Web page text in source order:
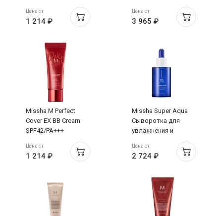
Жемчужное сияние
20мл
Цена от
1 214 ₽
Тональный BB крем
тон 13 Ярко-
бежевый 50мл
Цена от
3 965 ₽
Missha M Perfect
Cover EX BB Cream
SPF42/PA+++
Тональный BB крем
тон 21 Светло-
бежевый 20мл
Цена от
1 214 ₽
Missha Super Aqua
Сыворотка для
увлажнения и
гладкости лица 47мл
Цена от
2 724 ₽